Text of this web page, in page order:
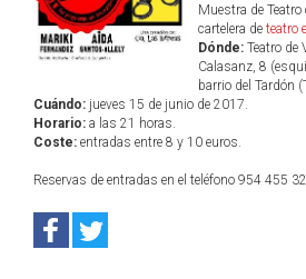
Muestra de
cartelera de teatro
Dónde:Teatro de
Calasanz, 8
barrio del Tardón
Cuándo: jueves 15 de junio de 2017.
Horario: a las 21 horas.
Coste: entradas entre 8 y 10 euros.
Reservas de entradas en el teléfono 954 455